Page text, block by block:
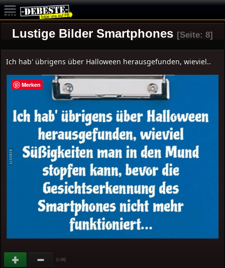
Lustige Bilder Smartphones [Seite: 8]
Ich hab' übrigens über Halloween herausgefunden, wieviel..
(+26)
Merken